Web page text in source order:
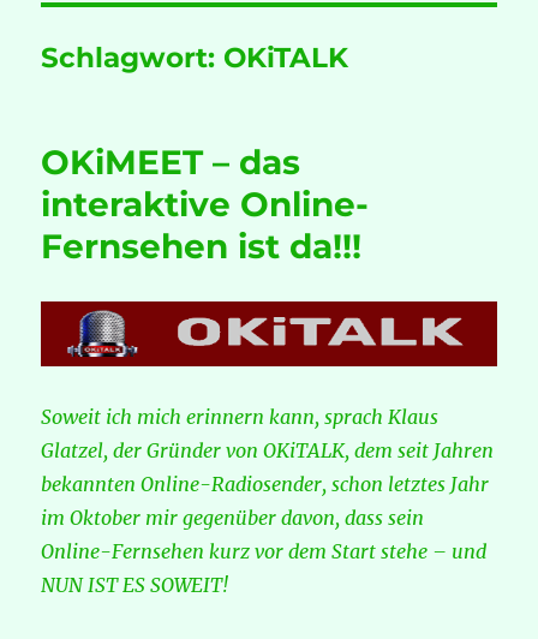
Schlagwort: OKiTALK
OKiMEET – das
interaktive Online-
Fernsehen ist da!!!
Soweit ich mich erinnern kann, sprach Klaus
Glatzel, der Gründer von OKiTALK, dem seit Jahren
bekannten Online-Radiosender, schon letztes Jahr
im Oktober mir gegenüber davon, dass sein
Online-Fernsehen kurz vor dem Start stehe – und
NUN IST ES SOWEIT!